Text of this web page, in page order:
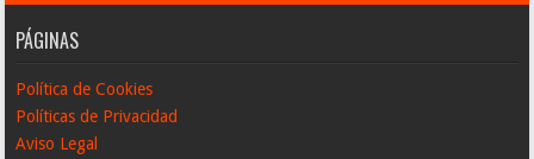
PÁGINAS
Política de Cookies
Políticas de Privacidad
Aviso Legal